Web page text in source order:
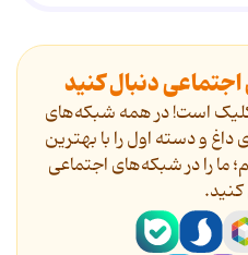
دنبال کنید
کلیک است! در همه شبکه‌های
و دسته اول را با بهترین
ما را در شبکه‌های اجتماعی
کنید.